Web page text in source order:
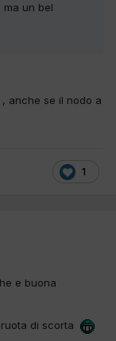
ma un bel
anche se il nodo a
1
e buona
di scorta